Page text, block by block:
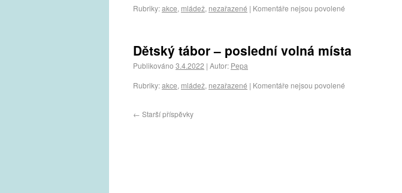
Rubriky:akce, mládež, nezařazené | Komentáře nejsou povolené
Dětský tábor – poslední volná místa
Publikováno 3.4.2022 | Autor: Pepa
Rubriky:akce, mládež, nezařazené | Komentáře nejsou povolené
← Starší příspěvky